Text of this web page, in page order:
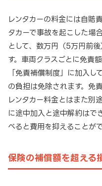
レンタカーの料金には自賠
タカーで事故を起こした場
として、数万円（5万円前
す。車両クラスごとに免責
「免責補償制度」に加入
の負担は免除されます。免
レンタカー料金とはまた別
に途中加入と途中解約はで
べると費用を抑えることがで
保険の補償額を超える